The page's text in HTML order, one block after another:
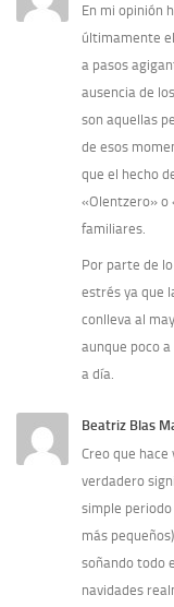
En mi opinión
últimamente
a pasos
ausencia de
son aquellas
de esos
que el hecho
«Olentzero»
familiares.
Por parte de
estrés ya que
conlleva al
aunque poco
a dí­a.
Beatriz Blas
Creo que hace
verdadero
simple
más
soñando todo
navidades